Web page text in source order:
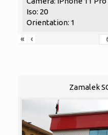
Iso: 20
Orientation: 1
«
‹
Zamalek